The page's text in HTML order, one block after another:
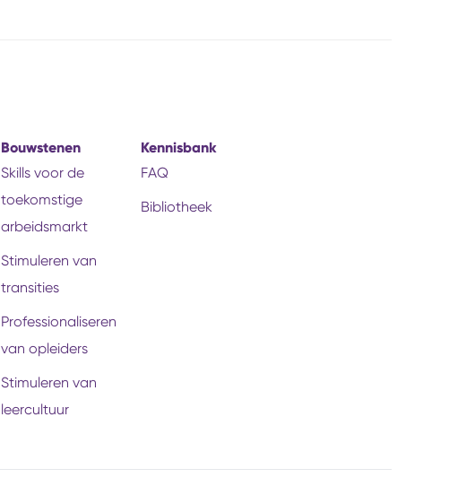
Bouwstenen
Skills voor de
toekomstige
arbeidsmarkt
Stimuleren van
transities
Professionaliseren
van opleiders
Stimuleren van
leercultuur
Kennisbank
FAQ
Bibliotheek